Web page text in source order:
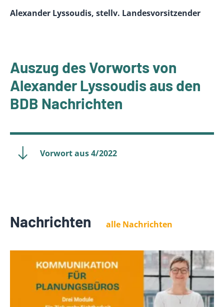
Alexander Lyssoudis, stellv. Landesvorsitzender
Auszug des Vorworts von
Alexander Lyssoudis aus den
BDB Nachrichten
Vorwort aus 4/2022
Nachrichten alle Nachrichten